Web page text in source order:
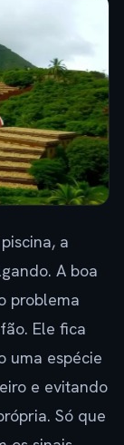
a
A boa
problema
Ele fica
uma espécie
e evitando
Só que